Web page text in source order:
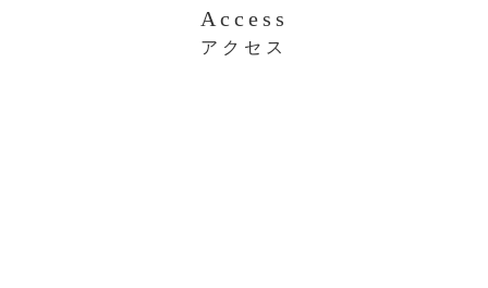
Access
アクセス